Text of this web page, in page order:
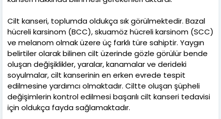
Cilt kanseri, toplumda oldukça sık görülmektedir. Bazal
hücreli karsinom (BCC), skuamöz hücreli karsinom (SCC)
ve melanom olmak üzere üç farklı türe sahiptir. Yaygın
belirtiler olarak bilinen cilt üzerinde gözle görülür bende
oluşan değişiklikler, yaralar, kanamalar ve derideki
soyulmalar, cilt kanserinin en erken evrede tespit
edilmesine yardımcı olmaktadır. Ciltte oluşan şüpheli
değişimlerin kontrol edilmesi başarılı cilt kanseri tedavisi
için oldukça fayda sağlamaktadır.